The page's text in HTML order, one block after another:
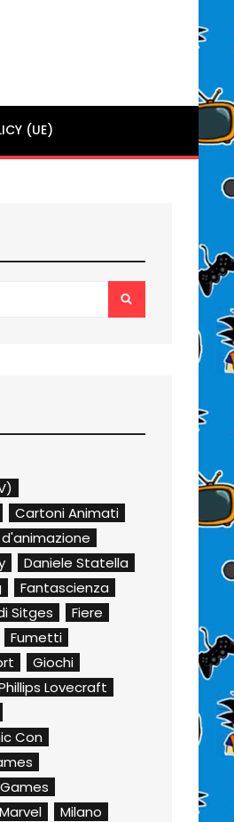
(UE)
Cartoni Animati
Daniele Statella
Fantascienza
Sitges
Fiere
Fumetti
Giochi
Lovecraft
Con
Marvel
Milano